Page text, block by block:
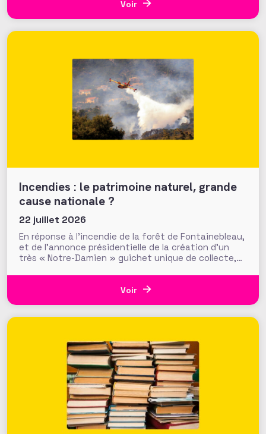
général. Fonds de dotation dormants, fondations
Voir
Incendies : le patrimoine naturel, grande
cause nationale ?
22 juillet 2026
En réponse à l’incendie de la forêt de Fontainebleau,
et de l’annonce présidentielle de la création d’un
très « Notre-Damien » guichet unique de collecte,
d’une semaine par la Fondation du Patrimoine. Alors
que d’autres collectes, par l’ONF ou des particuliers,
Voir